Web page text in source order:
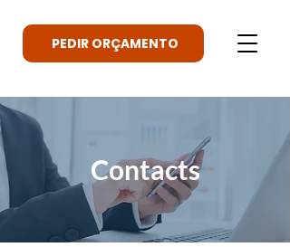
PEDIR ORÇAMENTO
Contacts